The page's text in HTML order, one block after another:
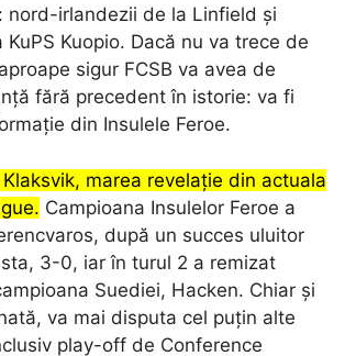
nord-irlandezii de la Linfield și
Kuopio. Dacă nu va trece de
sigur FCSB va avea de
fără precedent în istorie: va fi
din Insulele Feroe.
marea revelație din actuala
Campioana Insulelor Feroe a
după un succes uluitor
3-0, iar în turul 2 a remizat
Suediei, Hacken. Chiar și
va mai disputa cel puțin alte
play-off de Conference